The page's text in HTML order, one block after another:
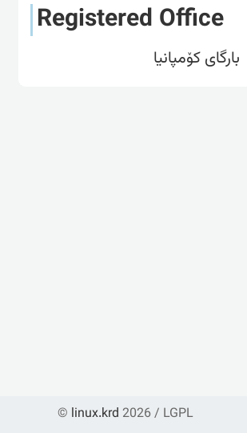
Registered Office
بارگای کۆمپانیا
© linux.krd 2026 / LGPL